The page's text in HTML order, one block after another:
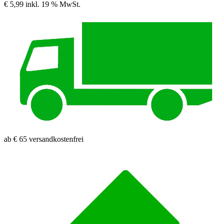
€ 5,99 inkl. 19 % MwSt.
ab € 65 versandkostenfrei